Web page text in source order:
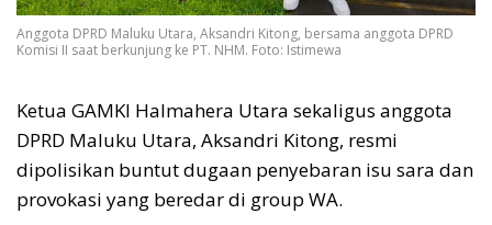
Anggota DPRD Maluku Utara, Aksandri Kitong, bersama anggota DPRD
Komisi II saat berkunjung ke PT. NHM. Foto: Istimewa
Ketua GAMKI Halmahera Utara sekaligus anggota
DPRD Maluku Utara, Aksandri Kitong, resmi
dipolisikan buntut dugaan penyebaran isu sara dan
provokasi yang beredar di group WA.